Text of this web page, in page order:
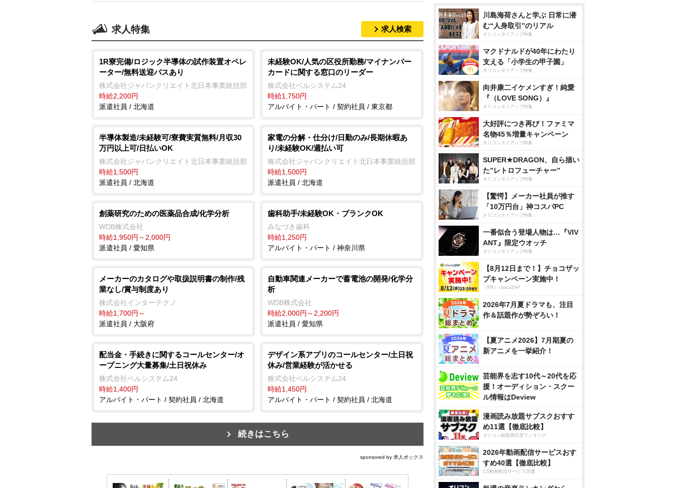
求人特集 求人検索
1R寮完備/ロジック半導体の試作装置オペレ
ーター/無料送迎バスあり
株式会社ジャパンクリエイト北日本事業統括部
時給2,200円
派遣社員 / 北海道
未経験OK/人気の区役所勤務/マイナンバー
カードに関する窓口のリーダー
株式会社ベルシステム24
時給1,750円
アルバイト・パート / 契約社員 / 東京都
半導体製造/未経験可/寮費実質無料/月収30
万円以上可/日払いOK
株式会社ジャパンクリエイト北日本事業統括部
時給1,500円
派遣社員 / 北海道
家電の分解・仕分け/日勤のみ/長期休暇あ
り/未経験OK/週払い可
株式会社ジャパンクリエイト北日本事業統括部
時給1,500円
派遣社員 / 北海道
創薬研究のための医薬品合成/化学分析
WDB株式会社
時給1,950円～2,000円
派遣社員 / 愛知県
歯科助手/未経験OK・ブランクOK
みなづき歯科
時給1,250円
アルバイト・パート / 神奈川県
メーカーのカタログや取扱説明書の制作/残
業なし/賞与制度あり
株式会社インターテクノ
時給1,700円～
派遣社員 / 大阪府
自動車関連メーカーで蓄電池の開発/化学分
析
WDB株式会社
時給2,000円～2,200円
派遣社員 / 愛知県
配当金・手続きに関するコールセンター/オ
ープニング大量募集/土日祝休み
株式会社ベルシステム24
時給1,400円
アルバイト・パート / 契約社員 / 北海道
デザイン系アプリのコールセンター/土日祝
休み/営業経験が活かせる
株式会社ベルシステム24
時給1,450円
アルバイト・パート / 契約社員 / 北海道
続きはこちら
sponsored by 求人ボックス
川島海荷さんと学ぶ 日常に潜
む“人身取引”のリアル
オリコンタイアップ特集
マクドナルドが40年にわたり
支える「小学生の甲子園」
オリコンタイアップ特集
向井康二イケメンすぎ！純愛
『（LOVE SONG）』
オリコンタイアップ特集
大好評につき再び！ファミマ
名物45％増量キャンペーン
オリコンタイアップ特集
SUPER★DRAGON、自ら描い
た”レトロフューチャー”
オリコンタイアップ特集
【驚愕】メーカー社員が推す
「10万円台」神コスパPC
オリコンタイアップ特集
一番似合う登場人物は…『VIV
ANT』限定ウオッチ
オリコンタイアップ特集
【8月12日まで！】チョコザッ
プキャンペーン実施中！
（PR）chocoZAP
2026年7月夏ドラマも、注目
作＆話題作が勢ぞろい！
【夏アニメ2026】7月期夏の
新アニメを一挙紹介！
芸能界を志す10代～20代を応
援！オーディション・スクー
ル情報はDeview
漫画読み放題サブスクおすす
め11選【徹底比較】
オリコン顧客満足度ランキング
2026年動画配信サービスおす
すめ40選【徹底比較】
CS動画配信サービス20選